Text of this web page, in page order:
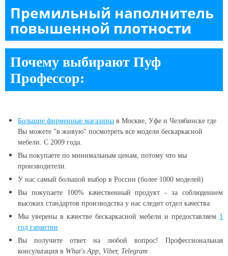
Премильный наполнитель
повышенной плотности
Почему выбирают Пуф
Профессор:
Большие фирменные магазины в Москве, Уфе и Челябинске где
Вы можете "в живую" посмотреть все модели бескаркасной
мебели. С 2009 года.
Вы покупаете по минимальным ценам, потому что мы
производители.
У нас самый большой выбор в России (более 1000 моделей)
Вы покупаете 100% качественный продукт - за соблюдением
высоких стандартов производства у нас следит отдел качества
Мы уверены в качестве бескаркасной мебели и предоставляем 1
год гарантии
Вы получите ответ на любой вопрос! Профессиональная
консультация в What's App, Viber, Telegram